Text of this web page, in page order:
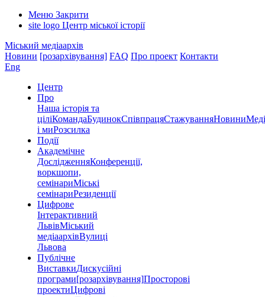
Меню Закрити
site logo Центр міської історії
Міський медіаархів
Новини [розархівування] FAQ Про проект Контакти
Eng
Центр
Про
Наша історія та
ціліКомандаБудинокСпівпрацяСтажуванняНовини
і миРозсилка
Події
Академічне
ДослідженняКонференції,
воркшопи,
семінариМіські
семінариРезиденції
Цифрове
Інтерактивний
ЛьвівМіський
медіаархівВулиці
Львова
Публічне
ВиставкиДискусійні
програми[розархівування]Просторові
проектиЦифрові